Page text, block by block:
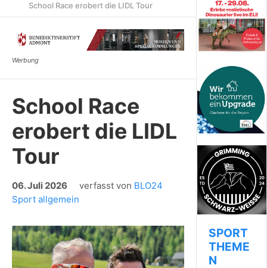
School Race erobert die LIDL Tour
School Race
erobert die LIDL
Tour
06. Juli 2026 verfasst von BLO24
Sport allgemein
SPORT
THEME
N